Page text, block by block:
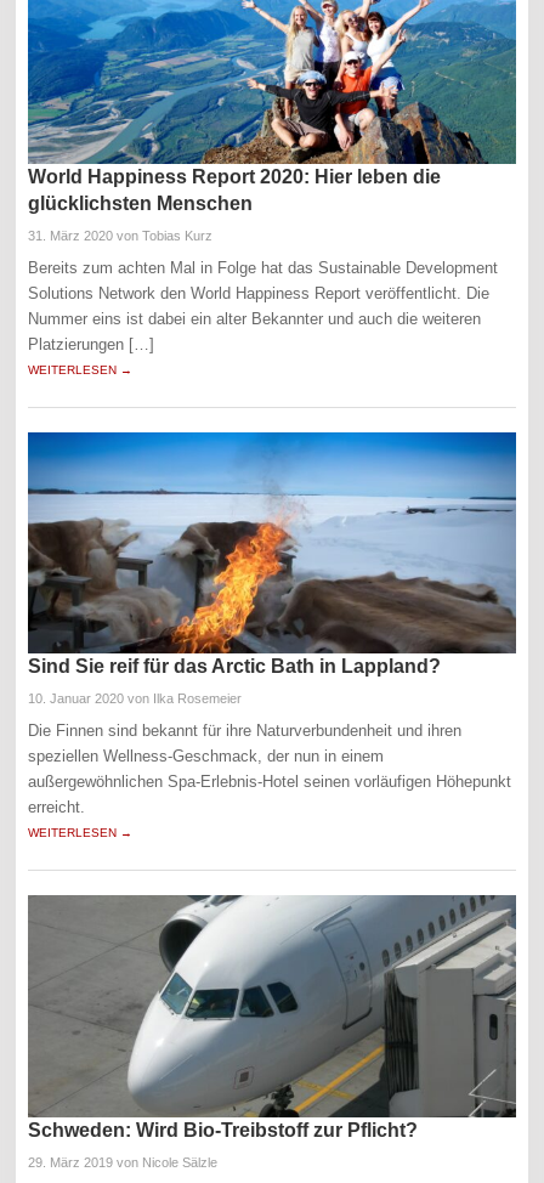
World Happiness Report 2020: Hier leben die
glücklichsten Menschen
31. März 2020 von Tobias Kurz
Bereits zum achten Mal in Folge hat das Sustainable Development
Solutions Network den World Happiness Report veröffentlicht. Die
Nummer eins ist dabei ein alter Bekannter und auch die weiteren
Platzierungen […]
WEITERLESEN →
Sind Sie reif für das Arctic Bath in Lappland?
10. Januar 2020 von Ilka Rosemeier
Die Finnen sind bekannt für ihre Naturverbundenheit und ihren
speziellen Wellness-Geschmack, der nun in einem
außergewöhnlichen Spa-Erlebnis-Hotel seinen vorläufigen Höhepunkt
erreicht.
WEITERLESEN →
Schweden: Wird Bio-Treibstoff zur Pflicht?
29. März 2019 von Nicole Sälzle